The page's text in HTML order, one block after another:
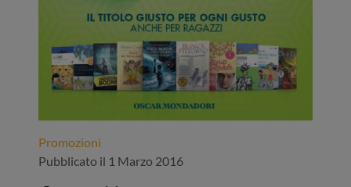
Promozioni
Pubblicato il 1 Marzo 2016